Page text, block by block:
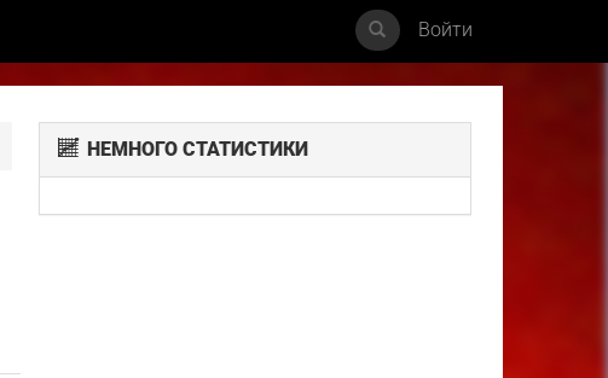
Войти
НЕМНОГО СТАТИСТИКИ